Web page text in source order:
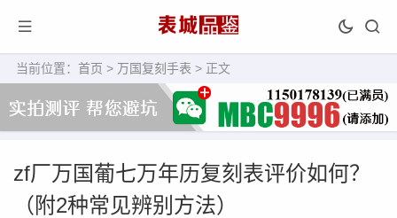
当前位置： 首页 > 万国复刻手表 > 正文
zf厂万国葡七万年历复刻表评价如何？
（附2种常见辨别方法）